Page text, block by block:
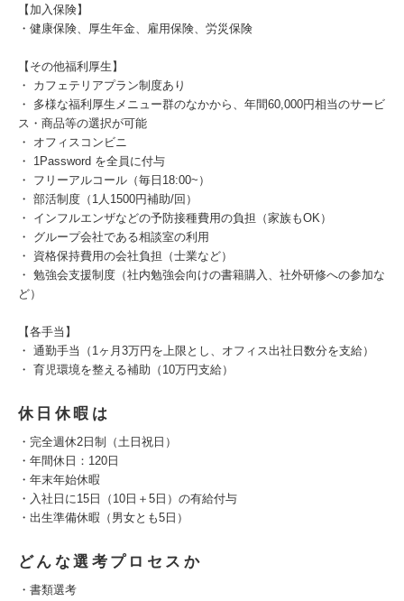
【加入保険】
・健康保険、厚生年金、雇用保険、労災保険
【その他福利厚生】
・ カフェテリアプラン制度あり
・ 多様な福利厚生メニュー群のなかから、年間60,000円相当のサービ
ス・商品等の選択が可能
・ オフィスコンビニ
・ 1Password を全員に付与
・ フリーアルコール（毎日18:00~）
・ 部活制度（1人1500円補助/回）
・ インフルエンザなどの予防接種費用の負担（家族もOK）
・ グループ会社である相談室の利用
・ 資格保持費用の会社負担（士業など）
・ 勉強会支援制度（社内勉強会向けの書籍購入、社外研修への参加な
ど）
【各手当】
・ 通勤手当（1ヶ月3万円を上限とし、オフィス出社日数分を支給）
・ 育児環境を整える補助（10万円支給）
休日休暇は
・完全週休2日制（土日祝日）
・年間休日：120日
・年末年始休暇
・入社日に15日（10日＋5日）の有給付与
・出生準備休暇（男女とも5日）
どんな選考プロセスか
・書類選考